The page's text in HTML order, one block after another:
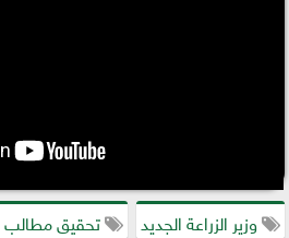
وزير الزراعة الجديد تحقيق مطالب